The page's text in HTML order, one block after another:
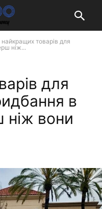
найкращих товарів для
ніж...
для
в
ніж вони